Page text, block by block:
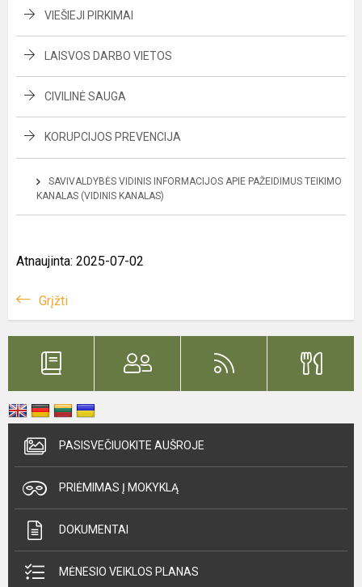
VIEŠIEJI PIRKIMAI
LAISVOS DARBO VIETOS
CIVILINĖ SAUGA
KORUPCIJOS PREVENCIJA
SAVIVALDYBĖS VIDINIS INFORMACIJOS APIE PAŽEIDIMUS TEIKIMO
KANALAS (VIDINIS KANALAS)
Atnaujinta: 2025-07-02
Grįžti
PASISVEČIUOKITE AUŠROJE
PRIĖMIMAS Į MOKYKLĄ
DOKUMENTAI
MĖNESIO VEIKLOS PLANAS